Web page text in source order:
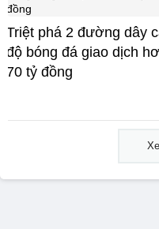
Triệt phá 2 đường dây
độ bóng đá giao dịch
70 tỷ đồng